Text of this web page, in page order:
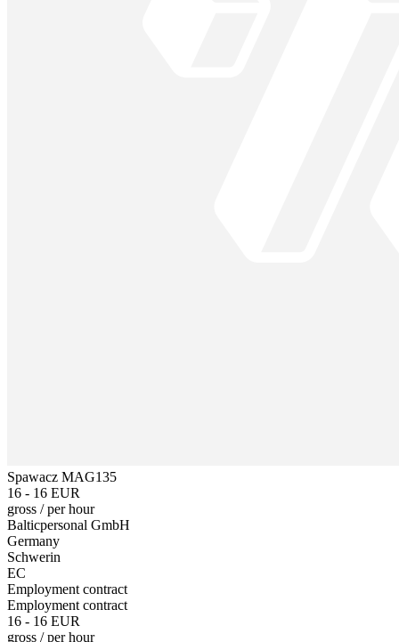
Spawacz MAG135
16 - 16 EUR
gross /per hour
Balticpersonal GmbH
Germany
Schwerin
EC
Employment contract
Employment contract
16 - 16 EUR
gross /per hour